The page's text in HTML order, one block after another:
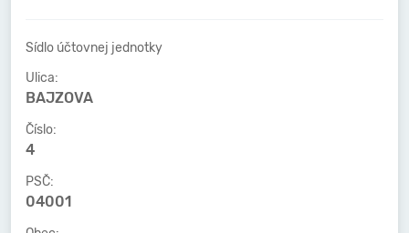
Sídlo účtovnej jednotky
Ulica:
BAJZOVA
Číslo:
4
PSČ:
04001